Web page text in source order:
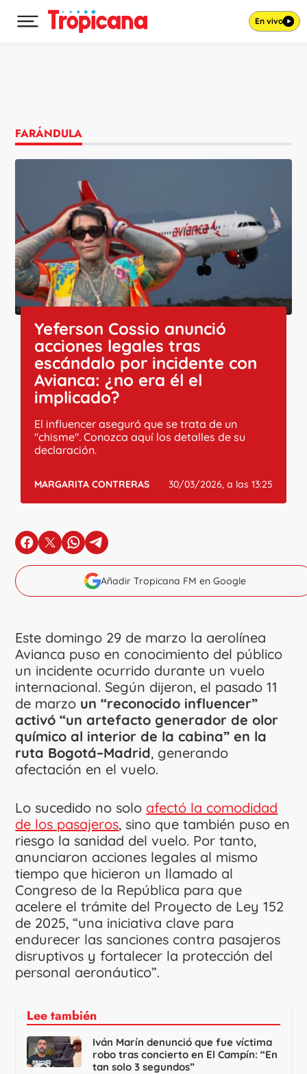
Desplegar menú principal En vivo
FARÁNDULA
Yeferson Cossio anunció
acciones legales tras
escándalo por incidente con
Avianca: ¿no era él el
implicado?
El influencer aseguró que se trata de un
"chisme". Conozca aquí los detalles de su
declaración.
MARGARITA CONTRERAS 30/03/2026, a las 13:25
en Facebook
en Xen Whatsapp
en Telegram
Añadir Tropicana FM en Google
Este domingo 29 de marzo la aerolínea
Avianca puso en conocimiento del público
un incidente ocurrido durante un vuelo
internacional. Según dijeron, el pasado 11
de marzo un “reconocido influencer”
activó “un artefacto generador de olor
químico al interior de la cabina” en la
ruta Bogotá–Madrid, generando
afectación en el vuelo.
Lo sucedido no solo afectó la comodidad
de los pasajeros, sino que también puso en
riesgo la sanidad del vuelo. Por tanto,
anunciaron acciones legales al mismo
tiempo que hicieron un llamado al
Congreso de la República para que
acelere el trámite del Proyecto de Ley 152
de 2025, “una iniciativa clave para
endurecer las sanciones contra pasajeros
disruptivos y fortalecer la protección del
personal aeronáutico”.
Lee también
Iván Marín denunció que fue víctima
robo tras concierto en El Campín: “En
tan solo 3 segundos”